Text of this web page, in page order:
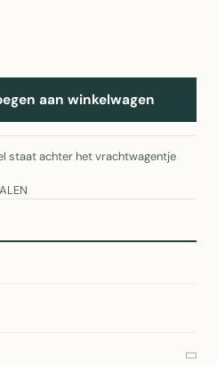
aan winkelwagen
staat achter het vrachtwagentje